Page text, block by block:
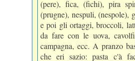
(pere), fica, (fichi), pira
(prugne), nespuli, (nespole),
e poi gli ortaggi, broccoli,
da fare con le uova,
campagna, ecc. A pranzo
che eri sazio: pasta c'à